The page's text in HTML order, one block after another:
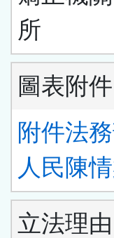
所
圖表附件
附件法
人民陳
立法理由